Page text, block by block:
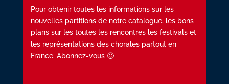
Pour obtenir toutes les informations sur les
nouvelles partitions de notre catalogue, les bons
plans sur les toutes les rencontres les festivals et
les représentations des chorales partout en
France. Abonnez-vous 🙂